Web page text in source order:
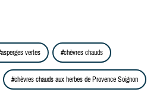
asperges vertes chèvres chauds
chèvres chauds aux herbes de Provence Soignon